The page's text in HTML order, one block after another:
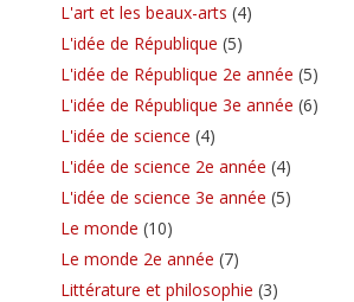
L'art et les beaux-arts (4)
L'idée de République (5)
L'idée de République 2e année (5)
L'idée de République 3e année (6)
L'idée de science (4)
L'idée de science 2e année (4)
L'idée de science 3e année (5)
Le monde (10)
Le monde 2e année (7)
Littérature et philosophie (3)